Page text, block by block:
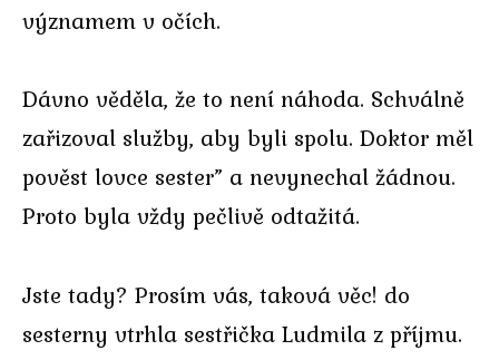
významem v očích.
Dávno věděla, že to není náhoda. Schválně
zařizoval služby, aby byli spolu. Doktor měl
pověst lovce sester” a nevynechal žádnou.
Proto byla vždy pečlivě odtažitá.
Jste tady? Prosím vás, taková věc! do
sesterny vtrhla sestřička Ludmila z příjmu.